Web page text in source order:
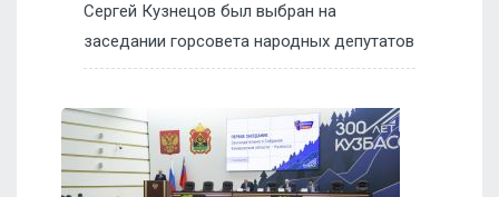
Сергей Кузнецов был выбран на
заседании горсовета народных депутатов